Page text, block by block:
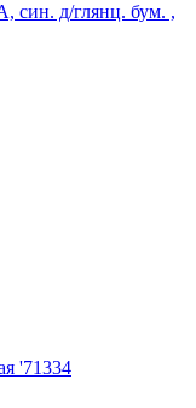
син. д/глянц. бум. ,
'71334